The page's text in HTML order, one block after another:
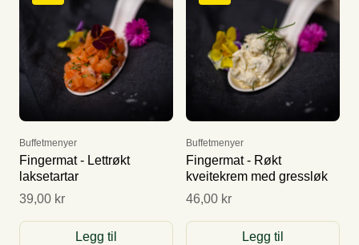
Buffetmenyer
Fingermat - Lettrøkt
laksetartar
39,00 kr
Legg til
Buffetmenyer
Fingermat - Røkt
kveitekrem med gressløk
46,00 kr
Legg til